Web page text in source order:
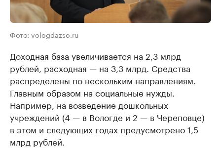
Фото: vologdazso.ru
Доходная база увеличивается на 2,3 млрд
рублей, расходная — на 3,3 млрд. Средства
распределены по нескольким направлениям.
Главным образом на социальные нужды.
Например, на возведение дошкольных
учреждений (4 — в Вологде и 2 — в Череповце)
в этом и следующих годах предусмотрено 1,5
млрд рублей.